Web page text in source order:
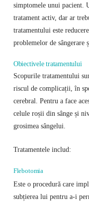
simptomele unui pacient.
tratament activ, dar ar
tratamentului este
problemelor de sângerare
Obiectivele tratamentului
Scopurile tratamentului
riscul de complicații, în
cerebral. Pentru a face
celule roșii din sânge și
grosimea sângelui.
Tratamentele includ:
Flebotomia
Este o procedură care
subțierea lui pentru a-i